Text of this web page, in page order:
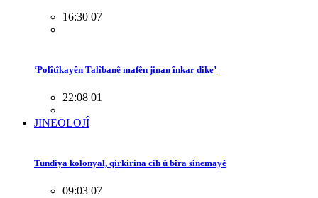
16:30 07
‘Polîtîkayên Talîbanê mafên jinan înkar dike’
22:08 01
JINEOLOJÎ
Tundiya kolonyal, qirkirina cih û bîra sînemayê
09:03 07